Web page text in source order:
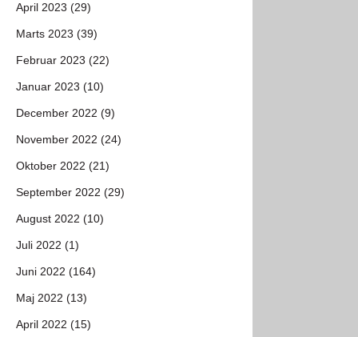
April 2023 (29)
Marts 2023 (39)
Februar 2023 (22)
Januar 2023 (10)
December 2022 (9)
November 2022 (24)
Oktober 2022 (21)
September 2022 (29)
August 2022 (10)
Juli 2022 (1)
Juni 2022 (164)
Maj 2022 (13)
April 2022 (15)